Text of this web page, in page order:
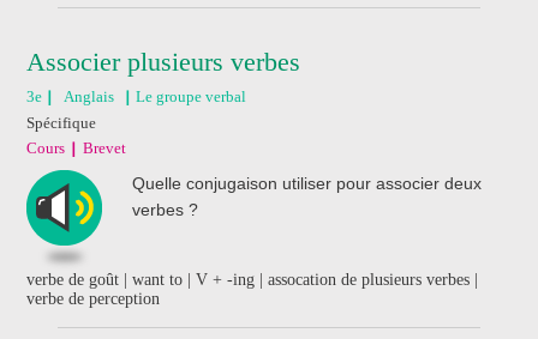
Associer plusieurs verbes
3e Anglais
Le groupe verbal
Spécifique
Cours
Brevet
Quelle conjugaison utiliser pour associer deux
verbes ?
verbe de goût | want to | V + -ing | assocation de plusieurs verbes |
verbe de perception